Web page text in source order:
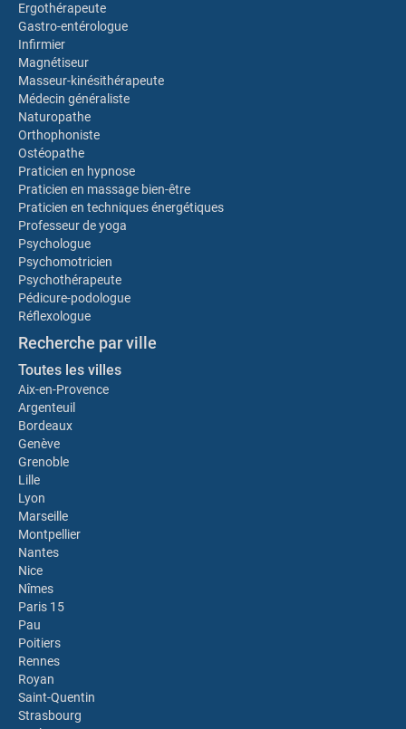
Ergothérapeute
Gastro-entérologue
Infirmier
Magnétiseur
Masseur-kinésithérapeute
Médecin généraliste
Naturopathe
Orthophoniste
Ostéopathe
Praticien en hypnose
Praticien en massage bien-être
Praticien en techniques énergétiques
Professeur de yoga
Psychologue
Psychomotricien
Psychothérapeute
Pédicure-podologue
Réflexologue
Recherche par ville
Toutes les villes
Aix-en-Provence
Argenteuil
Bordeaux
Genève
Grenoble
Lille
Lyon
Marseille
Montpellier
Nantes
Nice
Nîmes
Paris 15
Pau
Poitiers
Rennes
Royan
Saint-Quentin
Strasbourg